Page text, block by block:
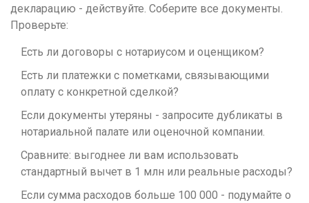
декларацию - действуйте. Соберите все документы.
Проверьте:
Есть ли договоры с нотариусом и оценщиком?
Есть ли платежки с пометками, связывающими
оплату с конкретной сделкой?
Если документы утеряны - запросите дубликаты в
нотариальной палате или оценочной компании.
Сравните: выгоднее ли вам использовать
стандартный вычет в 1 млн или реальные расходы?
Если сумма расходов больше 100 000 - подумайте о